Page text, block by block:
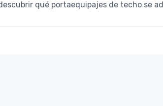
qué portaequipajes de techo se